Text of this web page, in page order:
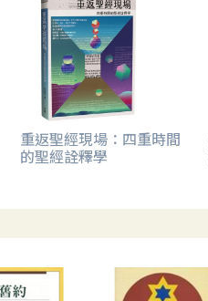
重返聖經現場：四重時間
的聖經詮釋學